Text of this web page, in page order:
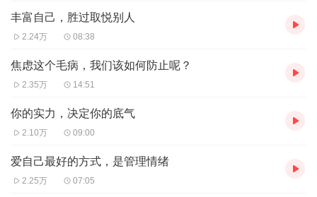
丰富自己，胜过取悦别人
2.24万 08:38
焦虑这个毛病，我们该如何防止呢？
2.35万 14:51
你的实力，决定你的底气
2.10万 09:00
爱自己最好的方式，是管理情绪
2.25万 07:05